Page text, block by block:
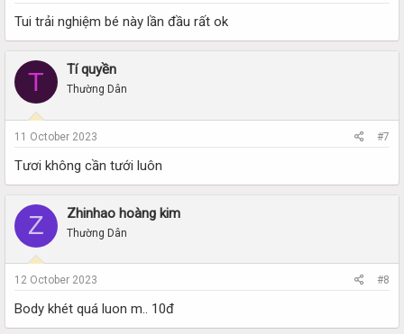
Tui trải nghiệm bé này lần đầu rất ok
T Tí quyền
Thường Dân
11 October 2023 #7
Tươi không cần tưới luôn
Z Zhinhao hoàng kim
Thường Dân
12 October 2023 #8
Body khét quá luon m.. 10đ